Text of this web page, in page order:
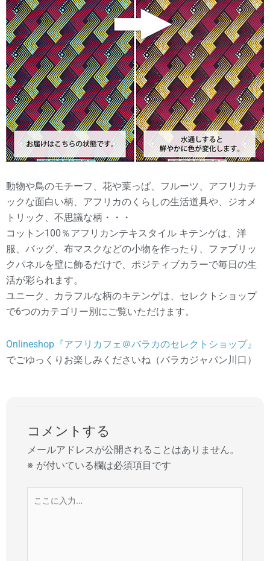
動物や鳥のモチーフ、花や葉っぱ、フルーツ、アフリカチ
ックな面白い柄、アフリカのくらしの生活道具や、ジオメ
トリック、不思議な柄・・・
コットン100％アフリカンテキスタイル キテンゲは、洋
服、バッグ、布マスクなどの小物を作ったり、ファブリッ
クパネルを壁に飾るだけで、ポジティブカラーで毎日の生
活が彩られます。
ユニーク、カラフルな柄のキテンゲは、セレクトショップ
で6つのカテゴリー別にご覧いただけます。
Onlineshop『アフリカフェ＠バラカのセレクトショップ』
でごゆっくりお楽しみくださいね（バラカジャパン川口）
コメントする
メールアドレスが公開されることはありません。
※ が付いている欄は必須項目です